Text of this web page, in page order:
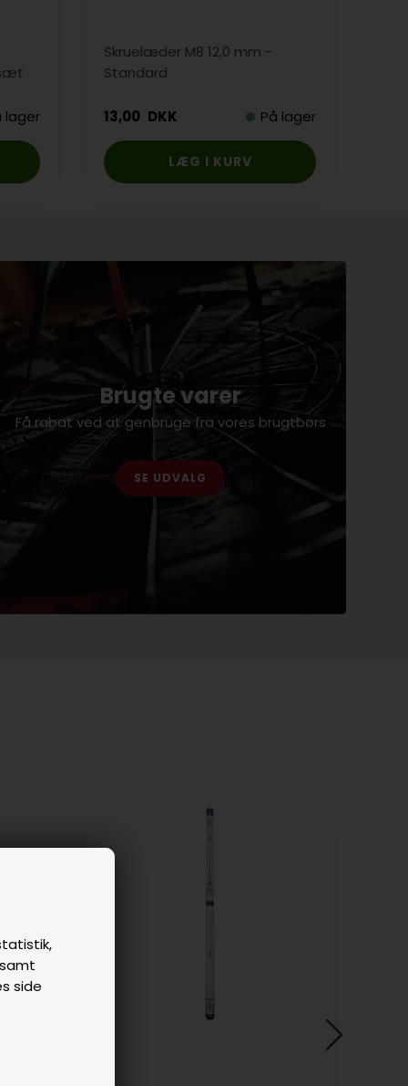
side
lager
Skruelæder M8 12,0 mm -
Standard
13,00 DKK På lager
Brugte varer
Få rabat ved at genbruge fra vores brugtbørs
SE UDVALG